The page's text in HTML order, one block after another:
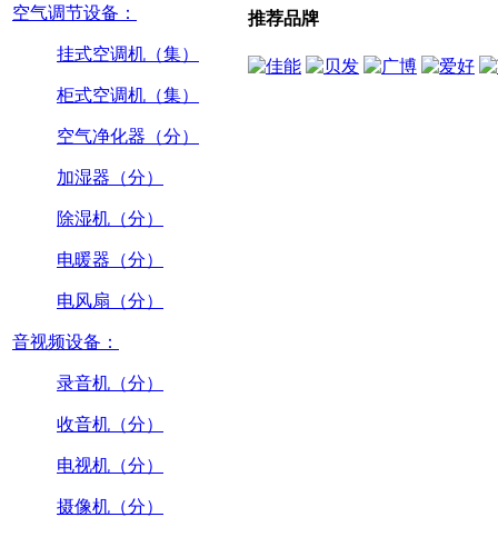
空气调节设备：
挂式空调机（集）
柜式空调机（集）
空气净化器（分）
加湿器（分）
除湿机（分）
电暖器（分）
电风扇（分）
音视频设备：
录音机（分）
收音机（分）
电视机（分）
摄像机（分）
推荐品牌